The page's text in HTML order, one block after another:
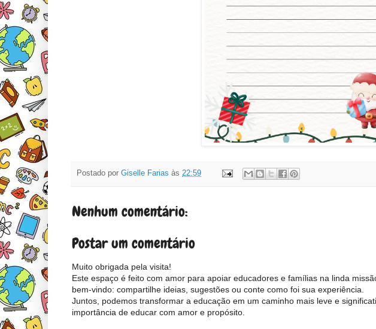
Postado por Giselle Farias às 22:59
Nenhum comentário:
Postar um comentário
Muito obrigada pela visita!
Este espaço é feito com amor para apoiar educadores e famílias na linda
bem-vindo: compartilhe ideias, sugestões ou conte como foi sua experiência.
Juntos, podemos transformar a educação em um caminho mais leve e
importância de educar com amor e propósito.